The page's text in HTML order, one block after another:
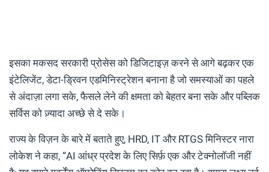
इसका मकसद सरकारी प्रोसेस को डिजिटाइज़ करने से आगे बढ़कर एक
इंटेलिजेंट, डेटा-ड्रिवन एडमिनिस्ट्रेशन बनाना है जो समस्याओं का पहले
से अंदाज़ा लगा सके, फैसले लेने की क्षमता को बेहतर बना सके और पब्लिक
सर्विस को ज़्यादा अच्छे से दे सके।
राज्य के विज़न के बारे में बताते हुए, HRD, IT और RTGS मिनिस्टर नारा
लोकेश ने कहा, “AI आंध्र प्रदेश के लिए सिर्फ़ एक और टेक्नोलॉजी नहीं